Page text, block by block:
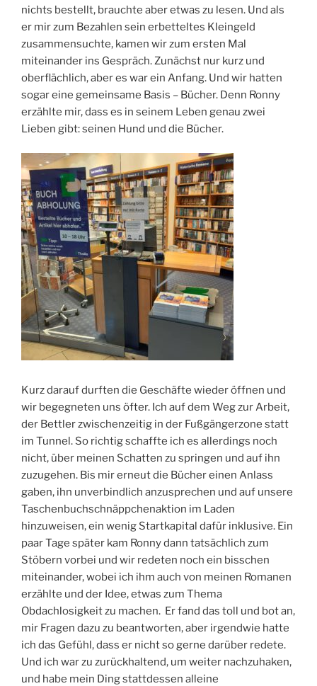
nichts bestellt, brauchte aber etwas zu lesen. Und als
er mir zum Bezahlen sein erbetteltes Kleingeld
zusammensuchte, kamen wir zum ersten Mal
miteinander ins Gespräch. Zunächst nur kurz und
oberflächlich, aber es war ein Anfang. Und wir hatten
sogar eine gemeinsame Basis – Bücher. Denn Ronny
erzählte mir, dass es in seinem Leben genau zwei
Lieben gibt: seinen Hund und die Bücher.
Kurz darauf durften die Geschäfte wieder öffnen und
wir begegneten uns öfter. Ich auf dem Weg zur Arbeit,
der Bettler zwischenzeitig in der Fußgängerzone statt
im Tunnel. So richtig schaffte ich es allerdings noch
nicht, über meinen Schatten zu springen und auf ihn
zuzugehen. Bis mir erneut die Bücher einen Anlass
gaben, ihn unverbindlich anzusprechen und auf unsere
Taschenbuchschnäppchenaktion im Laden
hinzuweisen, ein wenig Startkapital dafür inklusive. Ein
paar Tage später kam Ronny dann tatsächlich zum
Stöbern vorbei und wir redeten noch ein bisschen
miteinander, wobei ich ihm auch von meinen Romanen
erzählte und der Idee, etwas zum Thema
Obdachlosigkeit zu machen. Er fand das toll und bot an,
mir Fragen dazu zu beantworten, aber irgendwie hatte
ich das Gefühl, dass er nicht so gerne darüber redete.
Und ich war zu zurückhaltend, um weiter nachzuhaken,
und habe mein Ding stattdessen alleine